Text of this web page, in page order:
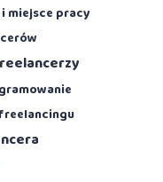
miejsce pracy